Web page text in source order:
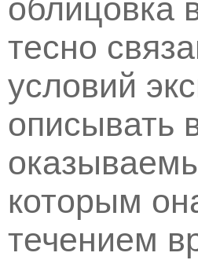
облицовка
тесно
условий
описывать
которым
течением